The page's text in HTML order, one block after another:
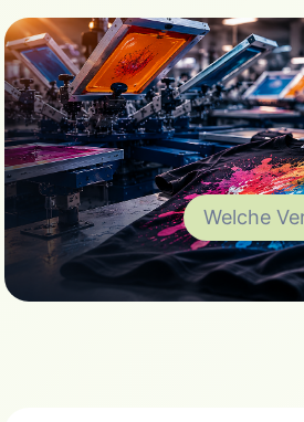
Welche